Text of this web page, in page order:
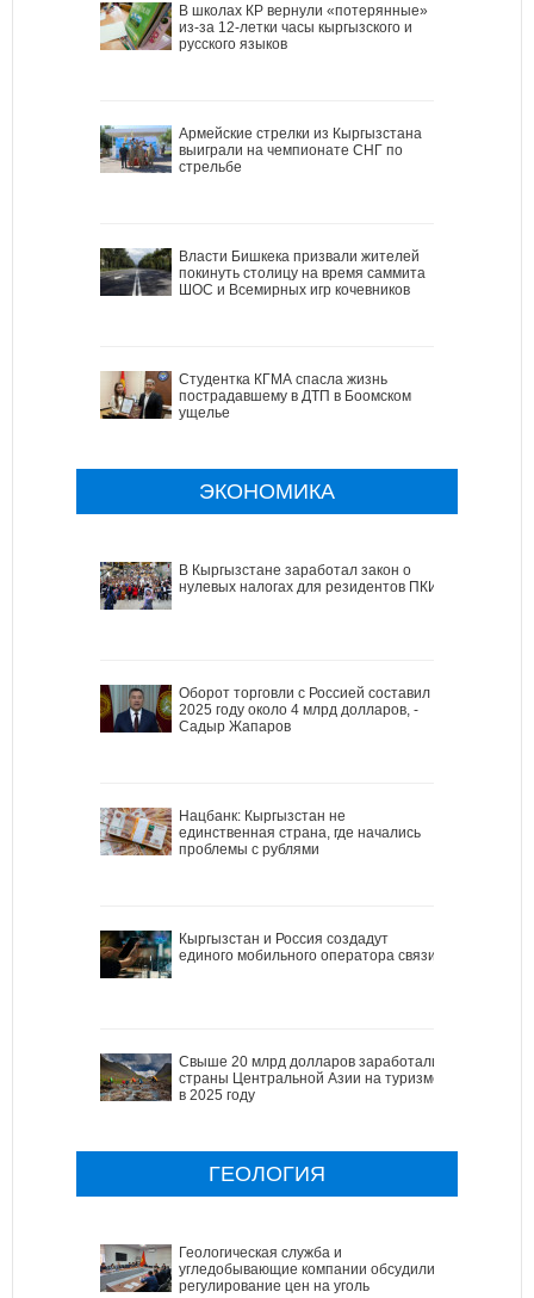
В школах КР вернули «потерянные»
из-за 12-летки часы кыргызского и
русского языков
Армейские стрелки из Кыргызстана
выиграли на чемпионате СНГ по
стрельбе
Власти Бишкека призвали жителей
покинуть столицу на время саммита
ШОС и Всемирных игр кочевников
Студентка КГМА спасла жизнь
пострадавшему в ДТП в Боомском
ущелье
ЭКОНОМИКА
В Кыргызстане заработал закон о
нулевых налогах для резидентов ПКИ
Оборот торговли с Россией составил в
2025 году около 4 млрд долларов, -
Садыр Жапаров
Нацбанк: Кыргызстан не
единственная страна, где начались
проблемы с рублями
Кыргызстан и Россия создадут
единого мобильного оператора связи
Свыше 20 млрд долларов заработали
страны Центральной Азии на туризме
в 2025 году
ГЕОЛОГИЯ
Геологическая служба и
угледобывающие компании обсудили
регулирование цен на уголь